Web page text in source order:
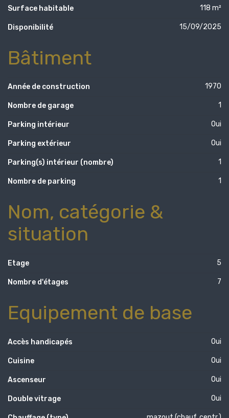
Surface habitable 118 m²
Disponibilité 15/09/2025
Bâtiment
Année de construction 1970
Nombre de garage 1
Parking intérieur Oui
Parking extérieur Oui
Parking(s) intérieur (nombre) 1
Nombre de parking 1
Nom, catégorie &
situation
Etage 5
Nombre d'étages 7
Equipement de base
Accès handicapés Oui
Cuisine Oui
Ascenseur Oui
Double vitrage Oui